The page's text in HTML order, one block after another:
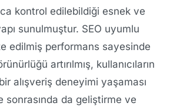
kontrol edilebildiği esnek ve
sunulmuştur. SEO uyumlu
edilmiş performans sayesinde
artırılmış, kullanıcıların
alışveriş deneyimi yaşaması
sonrasında da geliştirme ve